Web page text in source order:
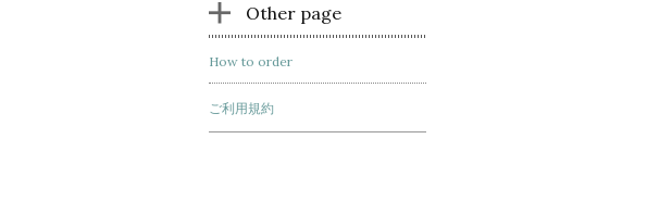
Other page
How to order
ご利用規約